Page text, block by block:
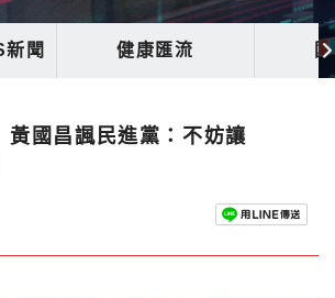
聞 健康匯流
國昌諷民進黨：不妨讓